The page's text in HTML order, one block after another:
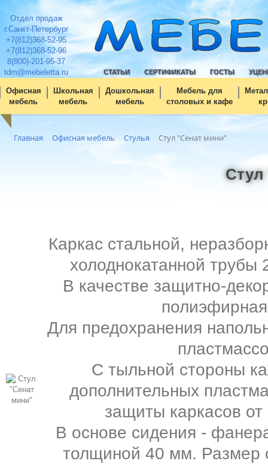
Отдел продаж
г.Санкт-Петербург
+7(812)368-52-95
+7(812)368-52-96
8(800)-201-95-37
tdm@mebeletta.ru
СТАТЬИ СЕРТИФИКАТЫ ГОСТЫ
Офисная
мебель
Школьная
мебель
Дошкольная
мебель
Мебель для
столовых и кафе
Главная Офисная мебель Стулья Стул "Сенат мини"
Каркас стальной,
холоднокатанной
В качестве защитно-
Для предохранения
С тыльной стороны
дополнительных
защиты каркасов
В основе сидения -
толщиной 40 мм. Размер